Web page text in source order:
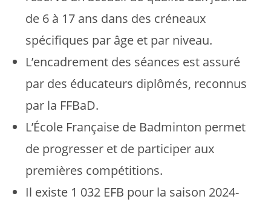
de 6 à 17 ans dans des créneaux
spécifiques par âge et par niveau.
L’encadrement des séances est assuré
par des éducateurs diplômés, reconnus
par la FFBaD.
L’École Française de Badminton permet
de progresser et de participer aux
premières compétitions.
Il existe 1 032 EFB pour la saison 2024-